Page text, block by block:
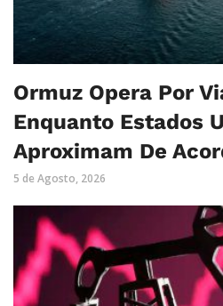
Ormuz Opera Por
Enquanto Estados
Aproximam De
5 de Agosto, 2026